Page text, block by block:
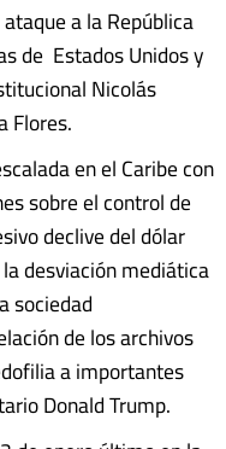
a la República
de Estados Unidos y
Nicolás
Flores.
en el Caribe con
sobre el control de
declive del dólar
desviación mediática
sociedad
de los archivos
a importantes
Donald Trump.